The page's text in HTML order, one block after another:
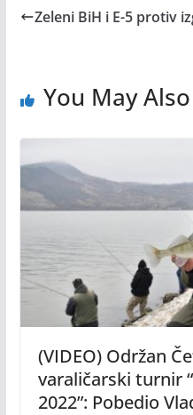
Zeleni BiH i E-5 protiv
You May
(VIDEO) Održan
varaličarski turnir
2022”: Pobedio